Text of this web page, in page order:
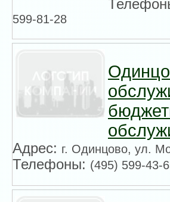
599-81-28
Адрес:г. Одинцово, ул.
Телефоны:(495) 599-43-